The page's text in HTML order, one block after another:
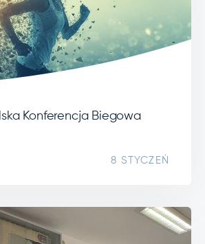
Konferencja Biegowa
8 STYCZEŃ